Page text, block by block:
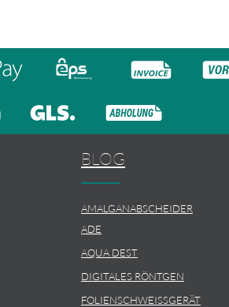
BLOG
AMALGANABSCHEIDER
ADE
AQUA DEST
DIGITALES RÖNTGEN
FOLIENSCHWEISSGERÄT